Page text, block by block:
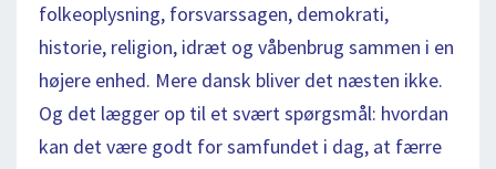
folkeoplysning, forsvarssagen, demokrati,
historie, religion, idræt og våbenbrug sammen i en
højere enhed. Mere dansk bliver det næsten ikke.
Og det lægger op til et svært spørgsmål: hvordan
kan det være godt for samfundet i dag, at færre